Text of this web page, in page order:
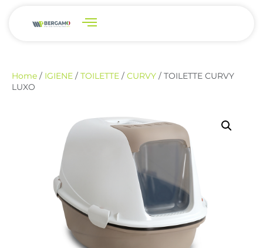
Home / IGIENE / TOILETTE / CURVY / TOILETTE CURVY
LUXO